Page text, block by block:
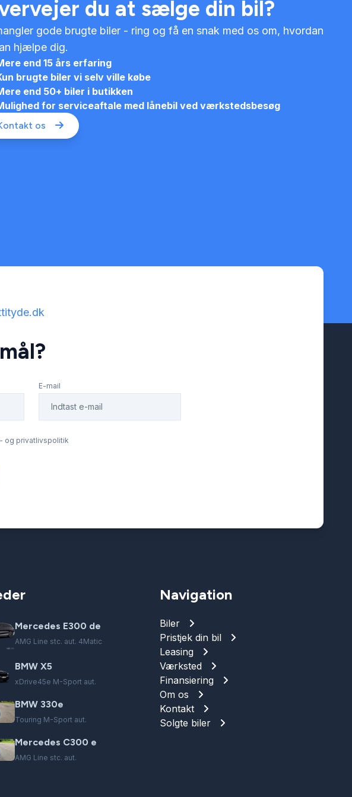
du at sælge din bil?
gode brugte biler - ring og få en snak med os om, hvordan
hjælpe dig.
end 15 års erfaring
brugte biler vi selv ville købe
end 50+ biler i butikken
for serviceaftale med lånebil ved værkstedsbesøg
os
E-mail
og privatlivspolitik
Mercedes E300 de
AMG Line stc. aut. 4Matic
BMW X5
xDrive45e M-Sport aut.
BMW 330e
Touring M-Sport aut.
Mercedes C300 e
AMG Line stc. aut.
Navigation
Biler
Pristjek din bil
Leasing
Værksted
Finansiering
Om os
Kontakt
Solgte biler